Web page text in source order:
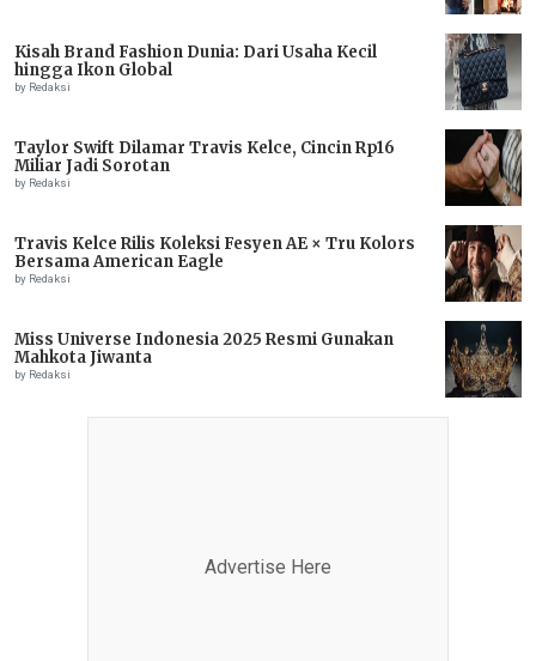
Kisah Brand Fashion Dunia: Dari Usaha Kecil
hingga Ikon Global
by Redaksi
Taylor Swift Dilamar Travis Kelce, Cincin Rp16
Miliar Jadi Sorotan
by Redaksi
Travis Kelce Rilis Koleksi Fesyen AE × Tru Kolors
Bersama American Eagle
by Redaksi
Miss Universe Indonesia 2025 Resmi Gunakan
Mahkota Jiwanta
by Redaksi
Advertise Here